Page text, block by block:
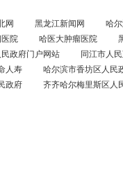
网 黑龙江新闻网
哈
院 哈医大肿瘤医院
政府门户网站
同江市人
人寿
哈尔滨市香坊区人民
政府 齐齐哈尔梅里斯区人